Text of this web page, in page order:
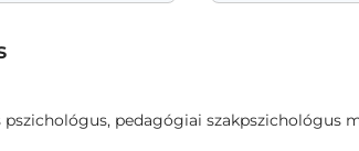
pszichológus, pedagógiai szakpszichológus